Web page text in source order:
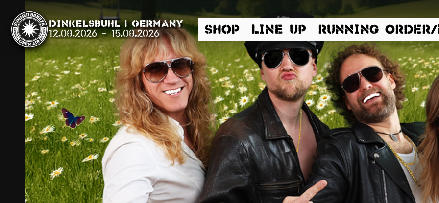
Dinkelsbühl | Germany
12.08.2026-15.08.2026 SHOP LINE UP RUNNING
Suche
News
Info